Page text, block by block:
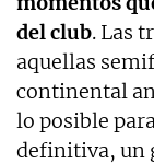
del club. Las
aquellas
continental
lo posible
definitiva, un